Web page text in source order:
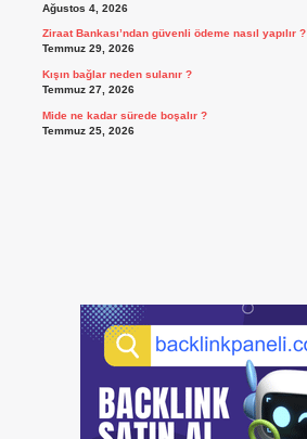
Ağustos 4, 2026
Ziraat Bankası’ndan güvenli ödeme nasıl yapılır ?
Temmuz 29, 2026
Kışın bağlar neden sulanır ?
Temmuz 27, 2026
Mide ne kadar sürede boşalır ?
Temmuz 25, 2026